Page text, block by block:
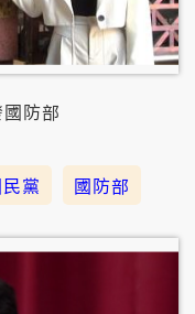
防部
黨 國防部